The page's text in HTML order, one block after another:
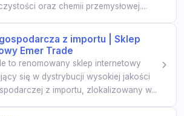
oraz chemii przemysłowej....
z importu | Sklep
Emer Trade
to renomowany sklep internetowy
się w dystrybucji wysokiej jakości
z importu, zlokalizowany w...